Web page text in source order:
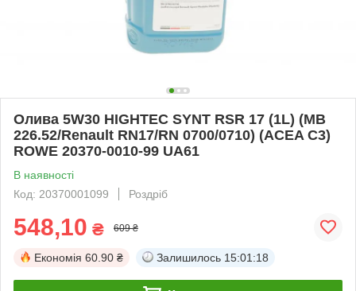
Олива 5W30 HIGHTEC SYNT RSR 17 (1L) (MB
226.52/Renault RN17/RN 0700/0710) (ACEA C3)
ROWE 20370-0010-99 UA61
В наявності
Код: 20370001099
Роздріб
548,10 ₴ 609 ₴
Економія 60.90 ₴ Залишилось 15:01:18